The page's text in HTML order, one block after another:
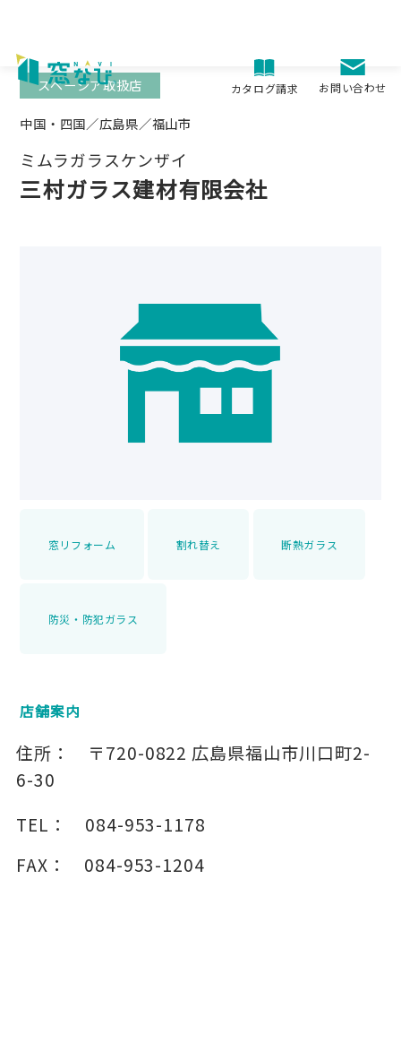
content
カタログ請求 お問い合わせ
中国・四国／広島県／福山市
ミムラガラスケンザイ
三村ガラス建材有限会社
スペーシア取扱店
窓リフォーム 割れ替え 断熱ガラス
防災・防犯ガラス
店舗案内
住所： 〒720-0822 広島県福山市川口町2-
6-30
TEL：
084-953-1178
FAX：
084-953-1204